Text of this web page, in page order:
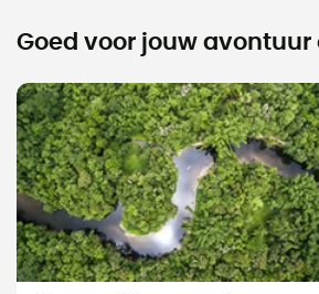
Goed voor jouw avontuur